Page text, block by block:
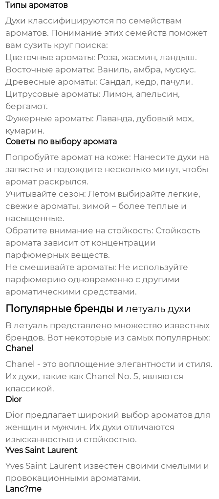
Типы ароматов
Духи классифицируются по семействам
ароматов. Понимание этих семейств поможет
вам сузить круг поиска:
Цветочные ароматы: Роза, жасмин, ландыш.
Восточные ароматы: Ваниль, амбра, мускус.
Древесные ароматы: Сандал, кедр, пачули.
Цитрусовые ароматы: Лимон, апельсин,
бергамот.
Фужерные ароматы: Лаванда, дубовый мох,
кумарин.
Советы по выбору аромата
Попробуйте аромат на коже: Нанеситедухи на
запястье и подождите несколько минут, чтобы
аромат раскрылся.
Учитывайте сезон: Летом выбирайте легкие,
свежие ароматы, зимой – более теплые и
насыщенные.
Обратите внимание на стойкость: Стойкость
аромата зависит от концентрации
парфюмерных веществ.
Не смешивайте ароматы: Не используйте
парфюмерию одновременно с другими
ароматическими средствами.
Популярные бренды илетуаль духи
Влетуаль представлено множество известных
брендов. Вот некоторые из самых популярных:
Chanel
Chanel - это воплощение элегантности и стиля.
Ихдухи, такие как Chanel No. 5, являются
классикой.
Dior
Dior предлагает широкий выбор ароматов для
женщин и мужчин. Ихдухи отличаются
изысканностью и стойкостью.
Yves Saint Laurent
Yves Saint Laurent известен своими смелыми и
провокационными ароматами.
Lanc?me